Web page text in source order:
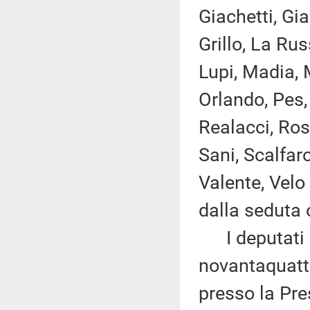
Giachetti,
Grillo, La
Lupi, Madia,
Orlando,
Realacci,
Sani,
Valente,
dalla seduta
I deputati
presso la